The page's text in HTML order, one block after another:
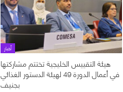
أخبار
هيئة التقييس الخليجية تختتم مشاركتها
في أعمال الدورة 49 لهيئة الدستور الغذائي
بجنيف